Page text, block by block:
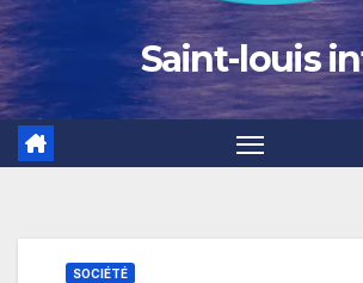
Saint-louis
SOCIÉTÉ